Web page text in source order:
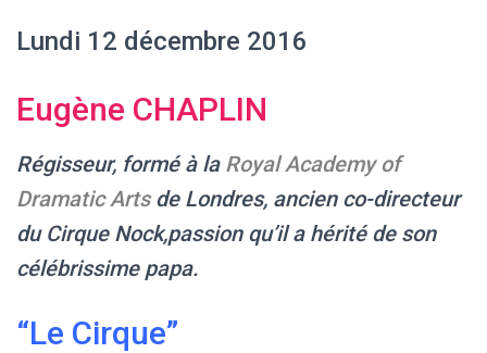
Lundi 12 décembre 2016
Eugène CHAPLIN
Régisseur, formé à la Royal Academy of
Dramatic Artsde Londres, ancien co-directeur
du Cirque Nock,passion qu’il a hérité de son
célébrissime papa.
“Le Cirque”